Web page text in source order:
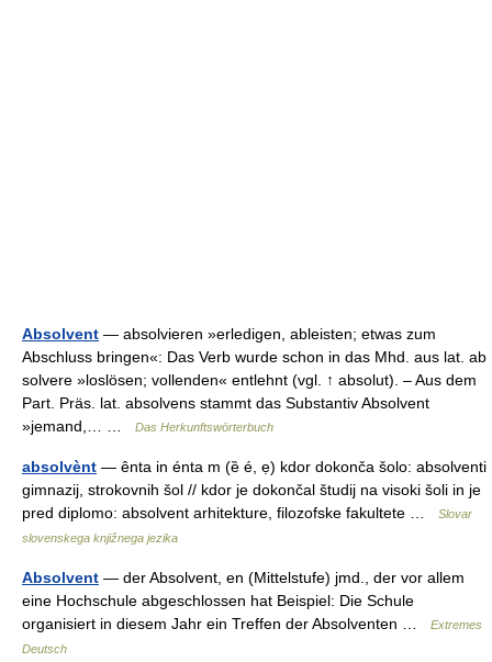
Absolvent — absolvieren »erledigen, ableisten; etwas zum
Abschluss bringen«: Das Verb wurde schon in das Mhd. aus lat. ab
solvere »loslösen; vollenden« entlehnt (vgl. ↑ absolut). – Aus dem
Part. Präs. lat. absolvens stammt das Substantiv Absolvent
»jemand,… …
Das Herkunftswörterbuch
absolvènt — ênta in énta m (ȅ é, ẹ) kdor dokonča šolo: absolventi
gimnazij, strokovnih šol // kdor je dokončal študij na visoki šoli in je
pred diplomo: absolvent arhitekture, filozofske fakultete …
Slovar
slovenskega knjižnega jezika
Absolvent — der Absolvent, en (Mittelstufe) jmd., der vor allem
eine Hochschule abgeschlossen hat Beispiel: Die Schule
organisiert in diesem Jahr ein Treffen der Absolventen …
Extremes
Deutsch